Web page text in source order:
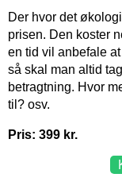
Der hvor det
prisen. Den koster
en tid vil anbefale
så skal man altid
betragtning. Hvor
til? osv.
Pris: 399 kr.